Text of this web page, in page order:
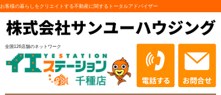
お客様の暮らしをクリエイトする不動産に関するトータルアドバイザー
全国126店舗のネットワーク